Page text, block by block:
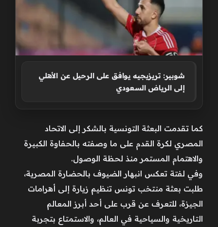
شوبير: تريزيجيه يوافق على الرحيل عن الأهلي
إلى الرياض السعودي
كما تقدمت البعثة التونسية بالشكر إلى الاتحاد
المصري لكرة القدم على ما وصفته بالحفاوة الكبيرة
والاهتمام المستمر منذ لحظة الوصول.
وفي لفتة تعكس انبهار الضيوف بالحضارة المصرية،
طلبت بعثة منتخب تونس تنظيم زيارة إلى أهرامات
الجيزة، للتعرف عن قرب على أحد أبرز المعالم
التاريخية والسياحية في العالم، والاستمتاع بتجربة